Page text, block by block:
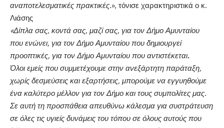
αναποτελεσματικές πρακτικές.», τόνισε χαρακτηριστικά ο κ.
Λιάσης
«Δίπλα σας, κοντά σας, μαζί σας, για τον Δήμο Αμυνταίου
που ενώνει, για τον Δήμο Αμυνταίου που δημιουργεί
προοπτικές, για τον Δήμο Αμυνταίου που αντιστέκεται.
Όλοι εμείς που συμμετέχουμε στην ανεξάρτητη παράταξη,
χωρίς δεσμεύσεις και εξαρτήσεις, μπορούμε να εγγυηθούμε
ένα καλύτερο μέλλον για τον Δήμο και τους συμπολίτες μας.
Σε αυτή τη προσπάθεια απευθύνω κάλεσμα για συστράτευση
σε όλες τις υγιείς δυνάμεις του τόπου σε όλους αυτούς που